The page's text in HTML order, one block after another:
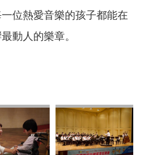
位熱愛音樂的孩子都能在
動人的樂章。